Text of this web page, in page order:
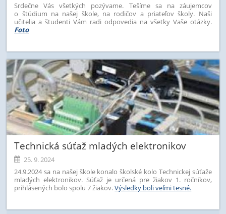
Srdečne Vás všetkých pozývame. Tešíme sa na záujemcov
o štúdium na našej škole, na rodičov a priateľov školy. Naši
učitelia a študenti Vám radi odpovedia na všetky Vaše otázky.
Foto
Technická súťaž mladých elektronikov
25. 9. 2024
24.9.2024 sa na našej škole konalo školské kolo Technickej súťaže
mladých elektronikov. Súťaž je určená pre žiakov 1. ročníkov,
prihlásených bolo spolu 7 žiakov.Výsledky boli veľmi tesné.